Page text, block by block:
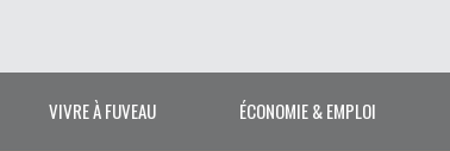
VIVRE À FUVEAU ÉCONOMIE & EMPLOI